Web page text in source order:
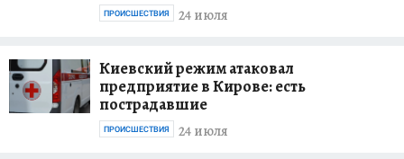
24 июля
ПРОИСШЕСТВИЯ
Киевский режим атаковал
предприятие в Кирове: есть
пострадавшие
24 июля
ПРОИСШЕСТВИЯ